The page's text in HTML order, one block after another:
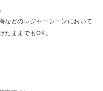
などのレジャーシーンにおいて
たままでもOK。